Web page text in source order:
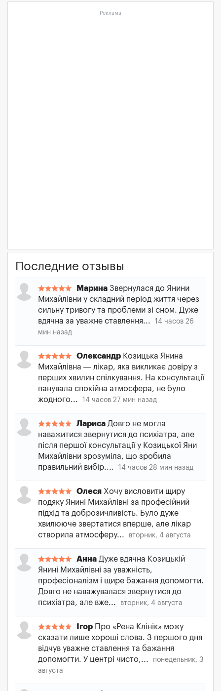
Реклама
Последние отзывы
Марина Звернулася до Янини
Михайлівни у складний період життя через
сильну тривогу та проблеми зі сном. Дуже
вдячна за уважне ставлення...
14 часов 26
мин назад
Олександр Козицька Янина
Михайлівна — лікар, яка викликає довіру з
перших хвилин спілкування. На консультації
панувала спокійна атмосфера, не було
жодного...
14 часов 27 мин назад
Лариса Довго не могла
наважитися звернутися до психіатра, але
після першої консультації у Козицької Яни
Михайлівни зрозуміла, що зробила
правильний вибір....
14 часов 28 мин назад
Олеся Хочу висловити щиру
подяку Янині Михайлівні за професійний
підхід та доброзичливість. Було дуже
хвилююче звертатися вперше, але лікар
створила атмосферу...
вторник, 4 августа
Анна Дуже вдячна Козицькій
Янині Михайлівні за уважність,
професіоналізм і щире бажання допомогти.
Довго не наважувалася звернутися до
психіатра, але вже...
вторник, 4 августа
Ігор Про «Рена Клінік» можу
сказати лише хороші слова. З першого дня
відчув уважне ставлення та бажання
допомогти. У центрі чисто,...
понедельник, 3
августа